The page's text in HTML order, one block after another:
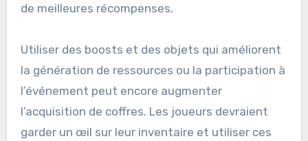
de meilleures récompenses.
Utiliser des boosts et des objets qui améliorent
la génération de ressources ou la participation à
l’événement peut encore augmenter
l’acquisition de coffres. Les joueurs devraient
garder un œil sur leur inventaire et utiliser ces